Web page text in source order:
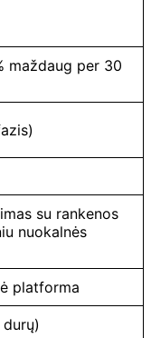
maždaug per 30
su rankenos
nuokalnės
platforma